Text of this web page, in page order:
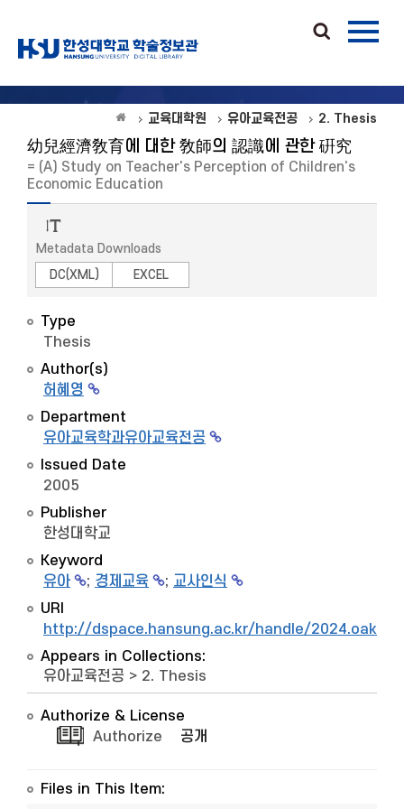
교육대학원 유아교육전공 2. Thesis
幼兒經濟敎育에 대한 敎師의 認識에 관한 硏究
= (A) Study on Teacher's Perception of Children's
Economic Education
Metadata Downloads
DC(XML)
EXCEL
Type
Thesis
Author(s)
허혜영
Department
유아교육학과유아교육전공
Issued Date
2005
Publisher
한성대학교
Keyword
유아
; 경제교육 ; 교사인식
URI
http://dspace.hansung.ac.kr/handle/2024.oak/
Appears in Collections:
유아교육전공 > 2. Thesis
Authorize & License
Authorize
공개
Files in This Item: